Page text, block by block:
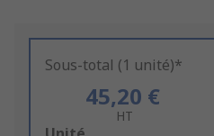
Sous-total (1 unité)*
45,20 €
HT